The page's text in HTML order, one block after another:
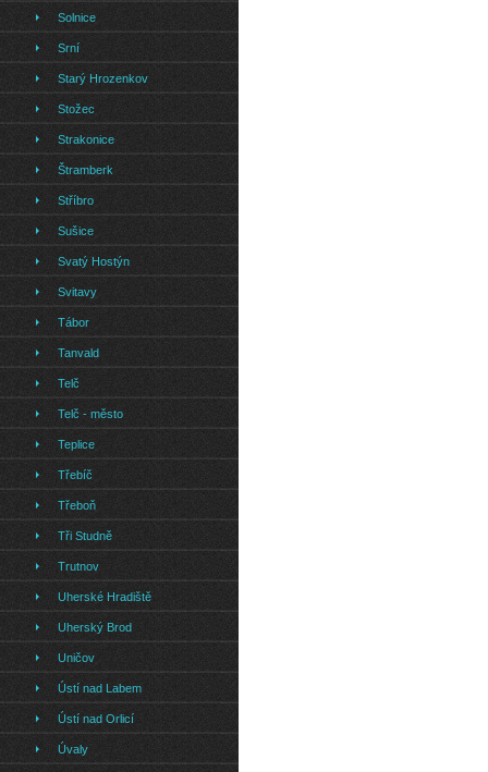
Solnice
Srní
Starý Hrozenkov
Stožec
Strakonice
Štramberk
Stříbro
Sušice
Svatý Hostýn
Svitavy
Tábor
Tanvald
Telč
Telč - město
Teplice
Třebíč
Třeboň
Tři Studně
Trutnov
Uherské Hradiště
Uherský Brod
Uničov
Ústí nad Labem
Ústí nad Orlicí
Úvaly